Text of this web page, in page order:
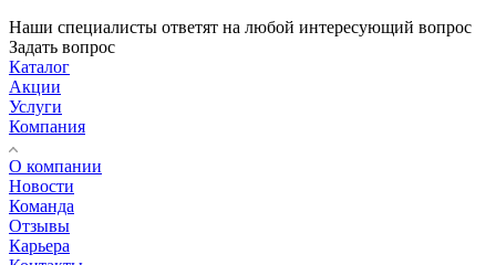
Наши специалисты ответят на любой интересующий вопрос
Задать вопрос
Каталог
Акции
Услуги
Компания
О компании
Новости
Команда
Отзывы
Карьера